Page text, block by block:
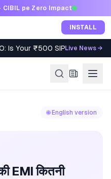
CIBIL pe Zero Impact
INSTALL
Is Your ₹500 SIP Worth It?
Live News →
🌐 English version
EMI कितनी